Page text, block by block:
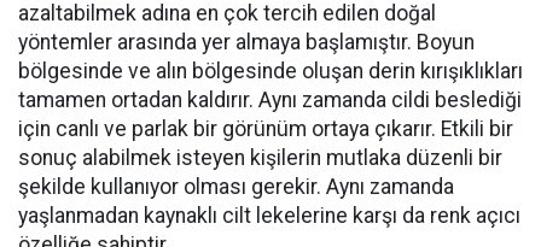
azaltabilmek adına en çok tercih edilen doğal
yöntemler arasında yer almaya başlamıştır. Boyun
bölgesinde ve alın bölgesinde oluşan derin kırışıklıkları
tamamen ortadan kaldırır. Aynı zamanda cildi beslediği
için canlı ve parlak bir görünüm ortaya çıkarır. Etkili bir
sonuç alabilmek isteyen kişilerin mutlaka düzenli bir
şekilde kullanıyor olması gerekir. Aynı zamanda
yaşlanmadan kaynaklı cilt lekelerine karşı da renk açıcı